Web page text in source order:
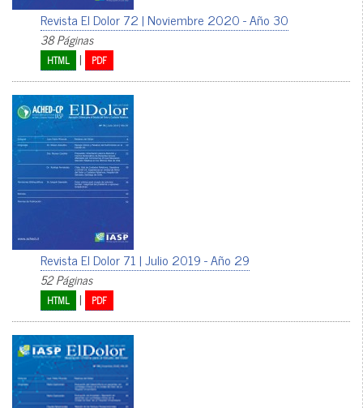
Revista El Dolor 72 | Noviembre 2020 - Año 30
38 Páginas
HTML | PDF
Revista El Dolor 71 | Julio 2019 - Año 29
52 Páginas
HTML | PDF